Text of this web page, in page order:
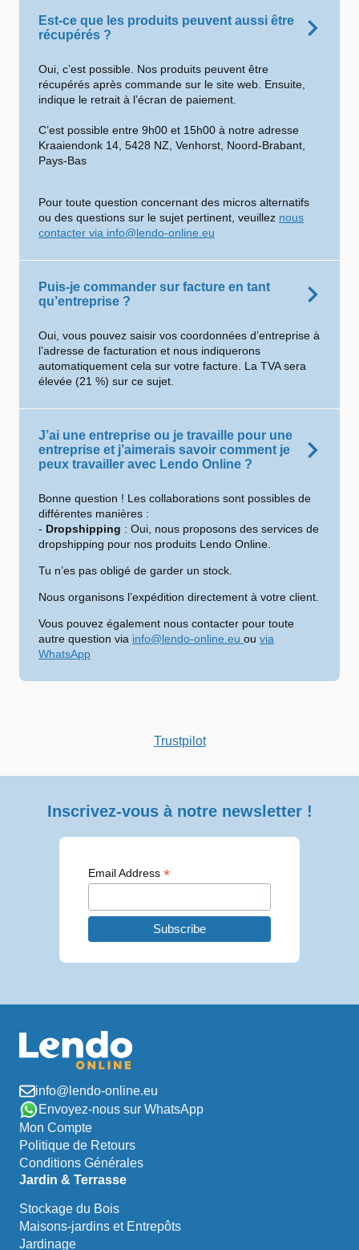
Est-ce que les produits peuvent aussi être
récupérés ?
Oui, c’est possible. Nos produits peuvent être
récupérés après commande sur le site web. Ensuite,
indique le retrait à l’écran de paiement.
C’est possible entre 9h00 et 15h00 à notre adresse
Kraaiendonk 14, 5428 NZ, Venhorst, Noord-Brabant,
Pays-Bas
Pour toute question concernant des micros alternatifs
ou des questions sur le sujet pertinent, veuillez nous
contacter via info@lendo-online.eu
Puis-je commander sur facture en tant
qu’entreprise ?
Oui, vous pouvez saisir vos coordonnées d’entreprise à
l’adresse de facturation et nous indiquerons
automatiquement cela sur votre facture. La TVA sera
élevée (21 %) sur ce sujet.
J’ai une entreprise ou je travaille pour une
entreprise et j’aimerais savoir comment je
peux travailler avec Lendo Online ?
Bonne question ! Les collaborations sont possibles de
différentes manières :
- Dropshipping : Oui, nous proposons des services de
dropshipping pour nos produits Lendo Online.
Tu n’es pas obligé de garder un stock.
Nous organisons l’expédition directement à votre client.
Vous pouvez également nous contacter pour toute
autre question via info@lendo-online.eu ou via
WhatsApp
Trustpilot
Inscrivez-vous à notre newsletter !
Email Address *
info@lendo-online.eu
Envoyez-nous sur WhatsApp
Mon Compte
Politique de Retours
Conditions Générales
Jardin & Terrasse
Stockage du Bois
Maisons-jardins et Entrepôts
Jardinage